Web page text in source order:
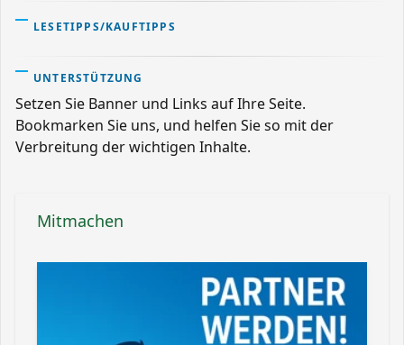
LESETIPPS/KAUFTIPPS
UNTERSTÜTZUNG
Setzen Sie Banner und Links auf Ihre Seite.
Bookmarken Sie uns, und helfen Sie so mit der
Verbreitung der wichtigen Inhalte.
Mitmachen